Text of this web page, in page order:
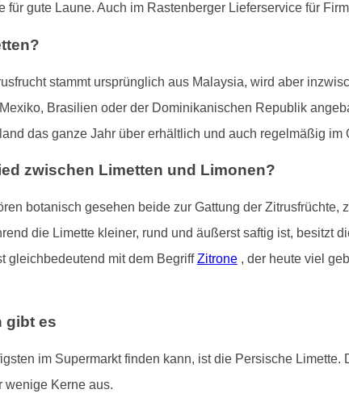
für gute Laune. Auch im Rastenberger Lieferservice für
stammt ursprünglich aus Malaysia, wird aber
Brasilien oder der Dominikanischen Republik
das ganze Jahr über erhältlich und auch regelmäßig im
zwischen Limetten und Limonen?
botanisch gesehen beide zur Gattung der
die Limette kleiner, rund und äußerst saftig ist, besitzt
gleichbedeutend mit dem BegriffZitrone, der heute viel
gibt es
im Supermarkt finden kann, ist die Persische
wenige Kerne aus.